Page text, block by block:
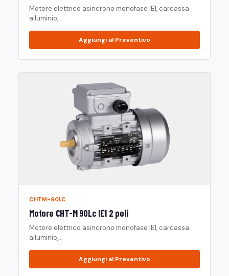
Motore elettrico asincrono monofase IE1, carcassa
alluminio,...
Aggiungi al Preventivo
CHTM-90LC
Motore CHT-M 90Lc IE1 2 poli
Motore elettrico asincrono monofase IE1, carcassa
alluminio,...
Aggiungi al Preventivo